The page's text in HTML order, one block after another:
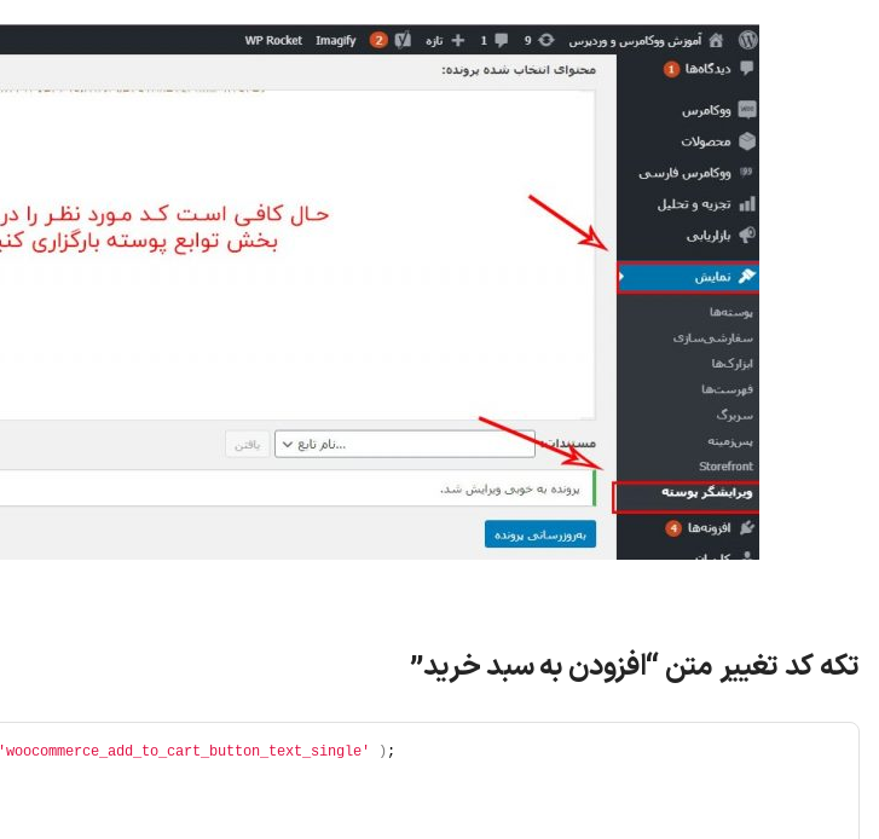
تکه کد تغییر متن “افزودن به سبد خرید”
'woocommerce_add_to_cart_button_text_single' ) ;